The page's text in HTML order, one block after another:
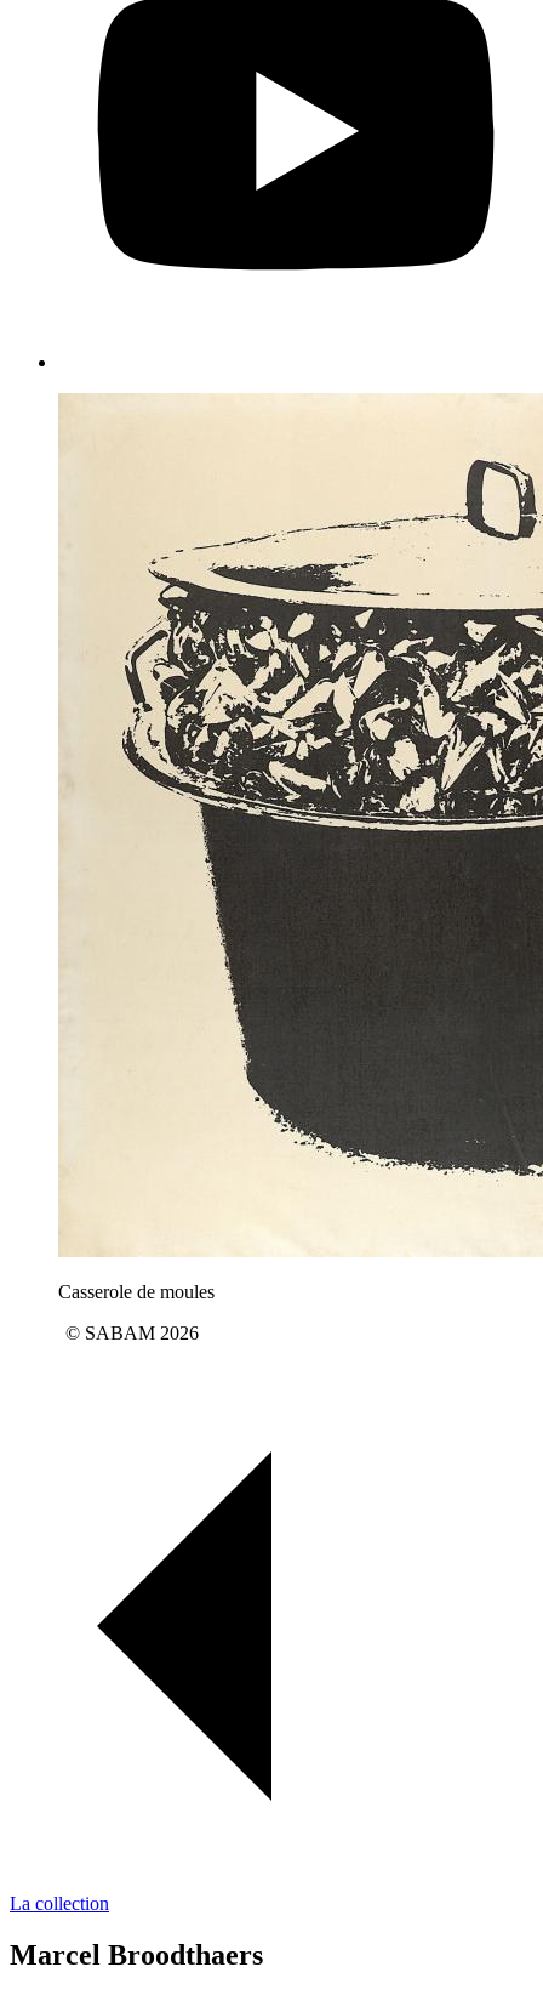
Casserole de moules
© SABAM 2026
La collection
Marcel Broodthaers